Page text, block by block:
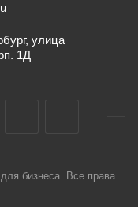
улица
1Д
бизнеса. Все права